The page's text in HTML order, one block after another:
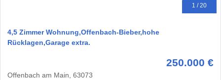
1 / 20
4,5 Zimmer Wohnung,Offenbach-Bieber,hohe
Rücklagen,Garage extra.
250.000 €
Offenbach am Main, 63073